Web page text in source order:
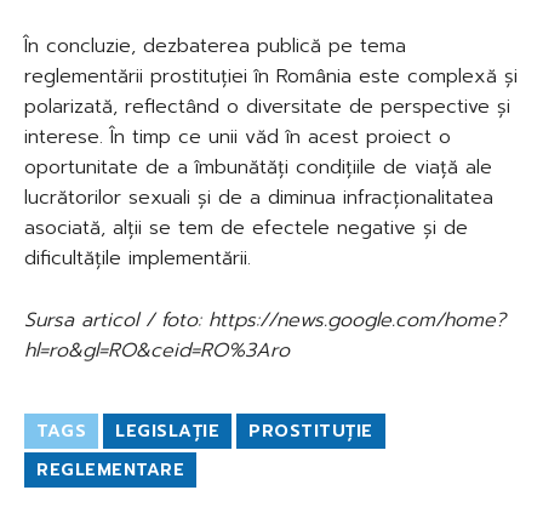
În concluzie, dezbaterea publică pe tema
reglementării prostituției în România este complexă și
polarizată, reflectând o diversitate de perspective și
interese. În timp ce unii văd în acest proiect o
oportunitate de a îmbunătăți condițiile de viață ale
lucrătorilor sexuali și de a diminua infracționalitatea
asociată, alții se tem de efectele negative și de
dificultățile implementării.
Sursa articol / foto: https://news.google.com/home?
hl=ro&gl=RO&ceid=RO%3Aro
TAGS LEGISLAȚIE
PROSTITUȚIE
REGLEMENTARE